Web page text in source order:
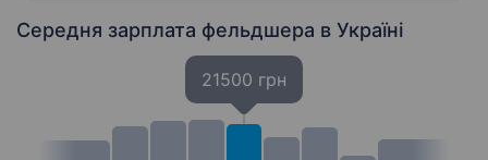
Середня зарплата фельдшера в Україні
21500 грн